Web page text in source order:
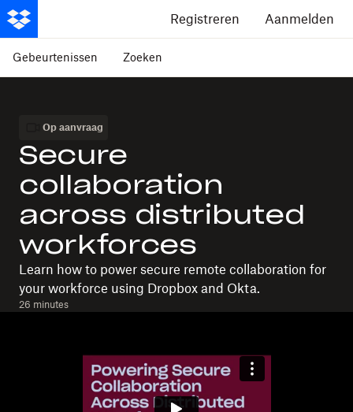
Registreren Aanmelden
Gebeurtenissen Zoeken
Op aanvraag
Secure
collaboration
across distributed
workforces
Learn how to power secure remote collaboration for
your workforce using Dropbox and Okta.
26 minutes